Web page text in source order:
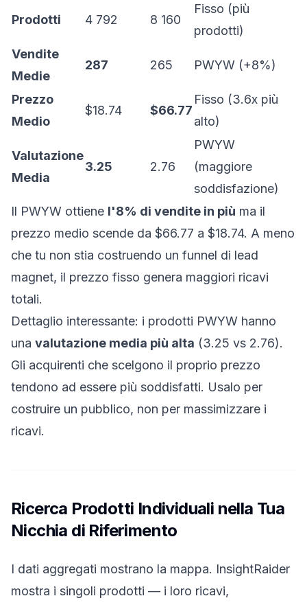
Prodotti 4 792 8 160
Fisso (più
prodotti)
Vendite
Medie
287 265 PWYW (+8%)
Prezzo
Medio
$18.74 $66.77
Fisso (3.6x più
alto)
Valutazione
Media
3.25 2.76
PWYW
(maggiore
soddisfazione)
Il PWYW ottiene l'8% di vendite in più ma il
prezzo medio scende da $66.77 a $18.74. A meno
che tu non stia costruendo un funnel di lead
magnet, il prezzo fisso genera maggiori ricavi
totali.
Dettaglio interessante: i prodotti PWYW hanno
una valutazione media più alta (3.25 vs 2.76).
Gli acquirenti che scelgono il proprio prezzo
tendono ad essere più soddisfatti. Usalo per
costruire un pubblico, non per massimizzare i
ricavi.
Ricerca Prodotti Individuali nella Tua
Nicchia di Riferimento
I dati aggregati mostrano la mappa. InsightRaider
mostra i singoli prodotti — i loro ricavi,